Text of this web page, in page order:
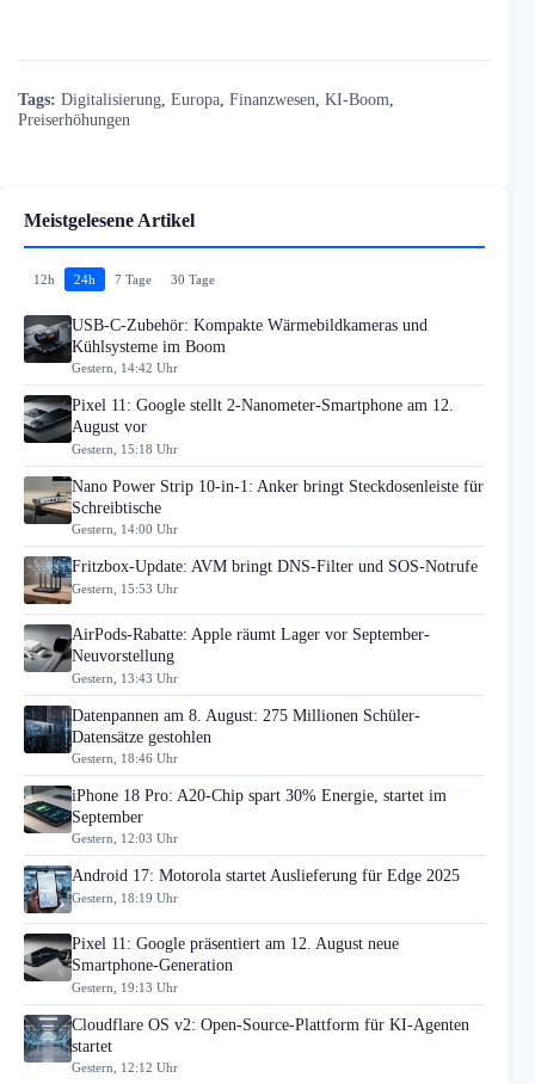
Tags: Digitalisierung Europa Finanzwesen KI-Boom
Preiserhöhungen
Meistgelesene Artikel
12h 24h 7 Tage 30 Tage
USB-C-Zubehör: Kompakte Wärmebildkameras und
Kühlsysteme im Boom
Gestern, 14:42 Uhr
Pixel 11: Google stellt 2-Nanometer-Smartphone am 12.
August vor
Gestern, 15:18 Uhr
Nano Power Strip 10-in-1: Anker bringt Steckdosenleiste für
Schreibtische
Gestern, 14:00 Uhr
Fritzbox-Update: AVM bringt DNS-Filter und SOS-Notrufe
Gestern, 15:53 Uhr
AirPods-Rabatte: Apple räumt Lager vor September-
Neuvorstellung
Gestern, 13:43 Uhr
Datenpannen am 8. August: 275 Millionen Schüler-
Datensätze gestohlen
Gestern, 18:46 Uhr
iPhone 18 Pro: A20-Chip spart 30% Energie, startet im
September
Gestern, 12:03 Uhr
Android 17: Motorola startet Auslieferung für Edge 2025
Gestern, 18:19 Uhr
Pixel 11: Google präsentiert am 12. August neue
Smartphone-Generation
Gestern, 19:13 Uhr
Cloudflare OS v2: Open-Source-Plattform für KI-Agenten
startet
Gestern, 12:12 Uhr